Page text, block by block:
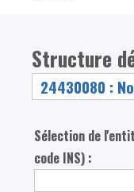
Structure
Sélection de
code INS) :